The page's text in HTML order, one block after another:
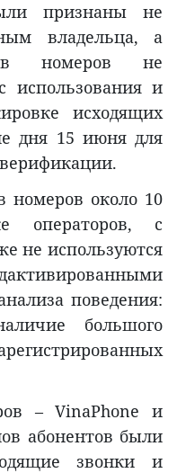
признаны не
владельца, а
номеров не
использования и
исходящих
дня 15 июня для
номеров около 10
операторов, с
не используются
поведения:
большого
– VinaPhone и
абонентов были
звонки и